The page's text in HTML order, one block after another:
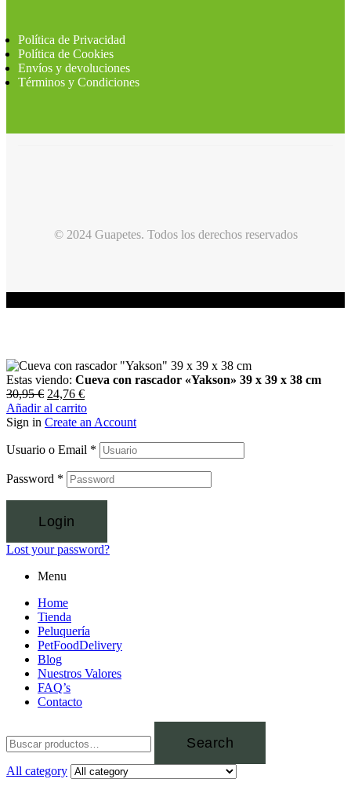
Política de Privacidad
Política de Cookies
Envíos y devoluciones
Términos y Condiciones
© 2024 Guapetes. Todos los derechos reservados
Estas viendo: Cueva con rascador «Yakson» 39 x 39 x 38 cm
30,95€ 24,76 €
Añadir al carrito
Sign in Create an Account
Usuario o Email *
Password *
Login
Lost your password?
Menu
Home
Tienda
Peluquería
PetFoodDelivery
Blog
Nuestros Valores
FAQ’s
Contacto
Search
All category